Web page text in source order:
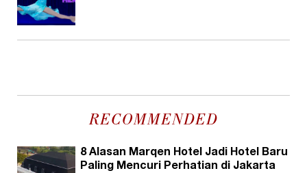
RECOMMENDED
8 Alasan Marqen Hotel Jadi Hotel Baru
Paling Mencuri Perhatian di Jakarta